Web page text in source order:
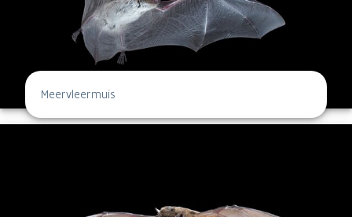
Meervleermuis